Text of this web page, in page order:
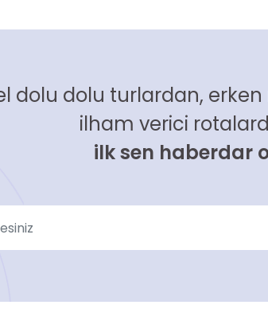
dolu dolu turlardan,
ilham verici
ilk sen haberdar